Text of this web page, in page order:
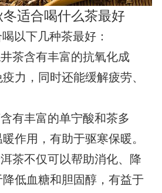
适合喝什么茶最好
以下几种茶最好：
茶含有丰富的抗氧化成
力，同时还能缓解疲劳、
有丰富的单宁酸和茶多
作用，有助于驱寒保暖。
茶不仅可以帮助消化、降
低血糖和胆固醇，有益于